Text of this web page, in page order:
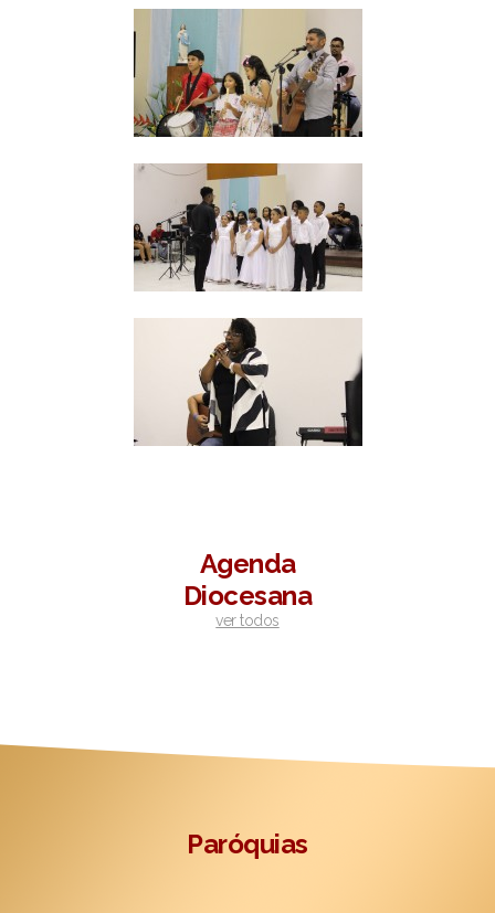
Agenda
Diocesana
ver todos
Paróquias